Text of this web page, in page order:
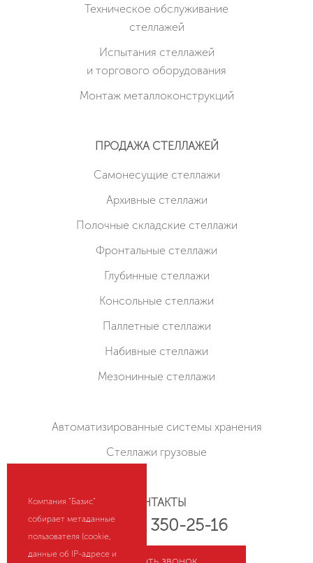
Техническое обслуживание
стеллажей
Испытания стеллажей
и торгового оборудования
Монтаж металлоконструкций
ПРОДАЖА СТЕЛЛАЖЕЙ
Cамонесущие стеллажи
Архивные стеллажи
Полочные складские стеллажи
Фронтальные стеллажи
Глубинные стеллажи
Консольные стеллажи
Паллетные стеллажи
Набивные стеллажи
Мезонинные стеллажи
Автоматизированные системы хранения
Стеллажи грузовые
КОНТАКТЫ
+7 (800) 350-25-16
Компания "Базис"
собирает метаданные
пользователя (cookie,
данные об IP-адресе и